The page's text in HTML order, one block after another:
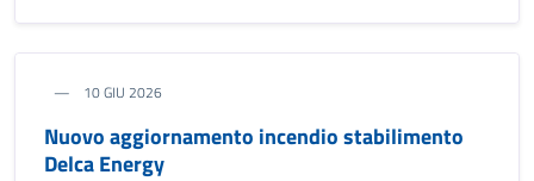
10 GIU 2026
Nuovo aggiornamento incendio stabilimento
Delca Energy